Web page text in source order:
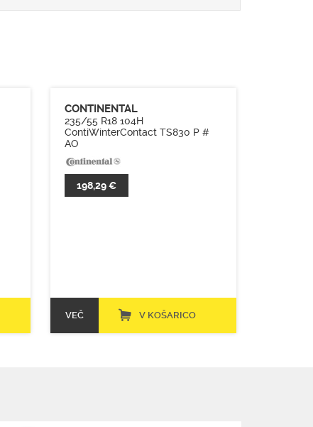
CONTINENTAL
235/55 R18 104H
ContiWinterContact TS830 P #
AO
198,29 €
VEČ V KOŠARICO